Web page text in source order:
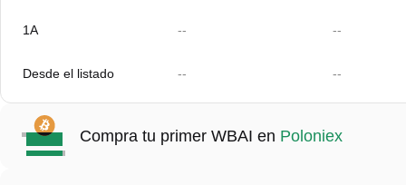
1A -- --
Desde el listado -- --
Compra tu primer WBAI en Poloniex